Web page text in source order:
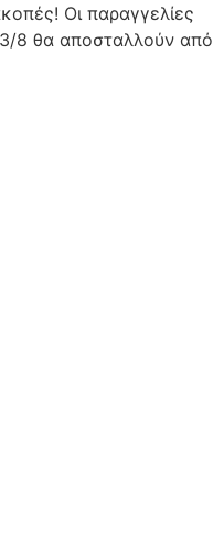
Οι παραγγελίες
8 θα αποσταλλούν από